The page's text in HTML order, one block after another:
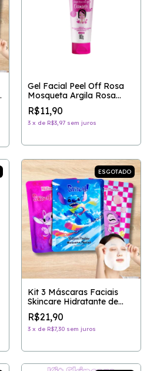
Gel Facial Peel Off Rosa
Mosqueta Argila Rosa
com Efeito Diamante -
DERMACHEM
R$11,90
3 x de R$3,97 sem juros
ESGOTADO
Kit 3 Máscaras Faciais
Skincare Hidratante de
Colágeno - STITCH
R$21,90
3 x de R$7,30 sem juros